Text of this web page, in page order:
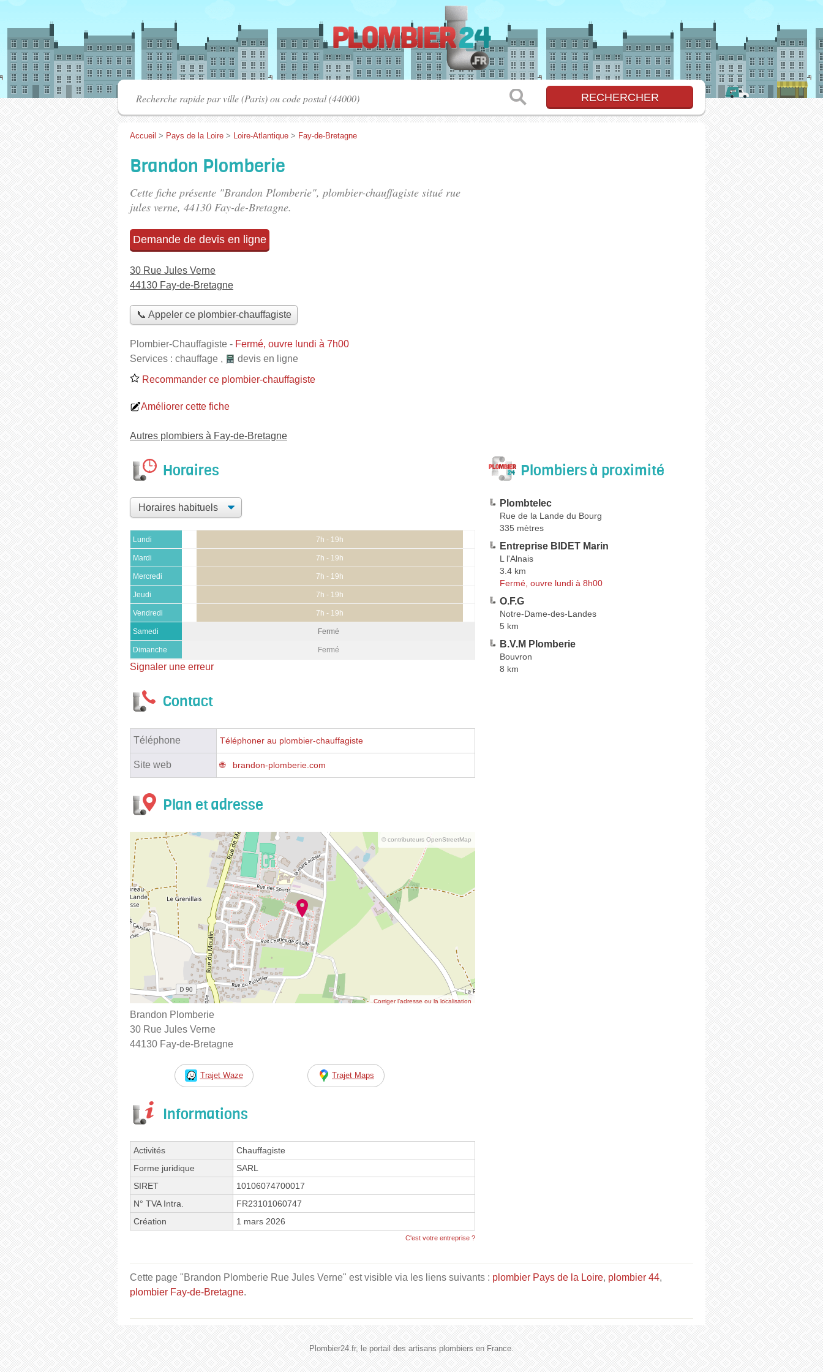
Accueil > Pays de la Loire > Loire-Atlantique > Fay-de-Bretagne
Brandon Plomberie
Cette fiche présente "Brandon Plomberie", plombier-chauffagiste situé rue
jules verne, 44130 Fay-de-Bretagne.
Demande de devis en ligne
30 Rue Jules Verne
44130 Fay-de-Bretagne
📞 Appeler ce plombier-chauffagiste
Plombier-Chauffagiste - Fermé, ouvre lundi à 7h00
Services : chauffage ,
devis en ligne
Recommander ce plombier-chauffagiste
Améliorer cette fiche
Autres plombiers à Fay-de-Bretagne
Horaires
Lundi 7h - 19h
Mardi 7h - 19h
Mercredi 7h - 19h
Jeudi 7h - 19h
Vendredi 7h - 19h
Samedi Fermé
Dimanche Fermé
Signaler une erreur
Contact
Téléphone Téléphoner au plombier-chauffagiste
Site web brandon-plomberie.com
Plan et adresse
© contributeurs OpenStreetMap
Corriger l’adresse ou la localisation
Brandon Plomberie
30 Rue Jules Verne
44130 Fay-de-Bretagne
Trajet Waze Trajet Maps
Informations
Activités
Chauffagiste
Forme juridique
SARL
SIRET
10106074700017
N° TVA Intra.
FR23101060747
Création
1 mars 2026
C'est votre entreprise ?
Plombiers à proximité
Plombtelec
Rue de la Lande du Bourg
335 mètres
Entreprise BIDET Marin
L l'Alnais
3.4 km
Fermé, ouvre lundi à 8h00
O.F.G
Notre-Dame-des-Landes
5 km
B.V.M Plomberie
Bouvron
8 km
Cette page "Brandon Plomberie Rue Jules Verne" est visible via les liens suivants : plombier Pays de la Loire, plombier 44,
plombier Fay-de-Bretagne.
Plombier24.fr, le portail des artisans plombiers en France.